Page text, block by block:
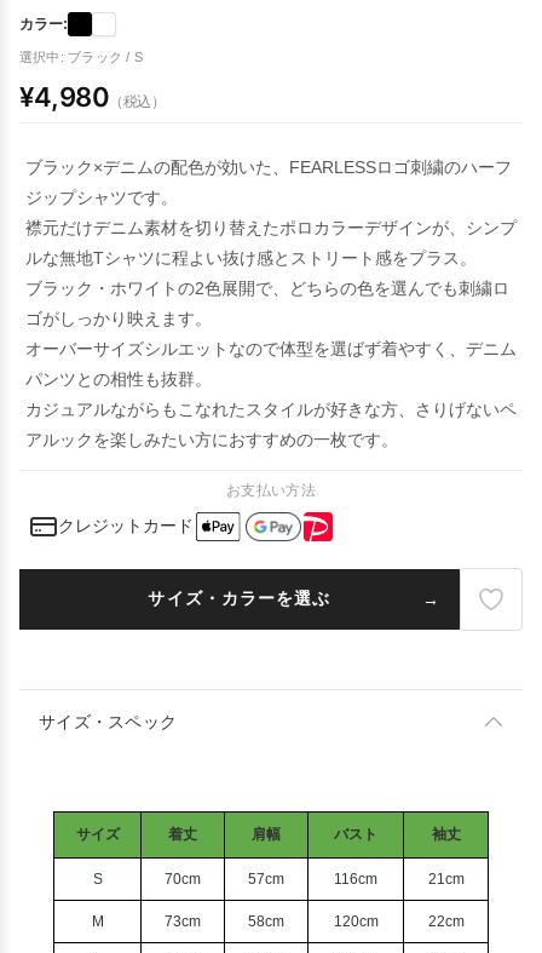
カラー:
選択中: ブラック / S
¥4,980 （税込）
ブラック×デニムの配色が効いた、FEARLESSロゴ刺繍のハーフ
ジップシャツです。
襟元だけデニム素材を切り替えたポロカラーデザインが、シンプ
ルな無地Tシャツに程よい抜け感とストリート感をプラス。
ブラック・ホワイトの2色展開で、どちらの色を選んでも刺繍ロ
ゴがしっかり映えます。
オーバーサイズシルエットなので体型を選ばず着やすく、デニム
パンツとの相性も抜群。
カジュアルながらもこなれたスタイルが好きな方、さりげないペ
アルックを楽しみたい方におすすめの一枚です。
お支払い方法
クレジットカード
サイズ・カラーを選ぶ
サイズ・スペック
サイズ 着丈 肩幅 バスト 袖丈
S 70cm 57cm 116cm 21cm
M 73cm 58cm 120cm 22cm